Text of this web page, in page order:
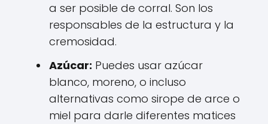
a ser posible de corral. Son los
responsables de la estructura y la
cremosidad.
Azúcar: Puedes usar azúcar
blanco, moreno, o incluso
alternativas como sirope de arce o
miel para darle diferentes matices